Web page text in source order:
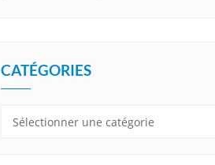
CATÉGORIES
Catégories